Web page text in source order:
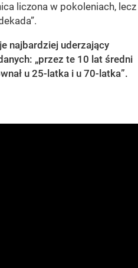
liczona w pokoleniach, lecz
najbardziej uderzający
„przez te 10 lat średni
u 25-latka i u 70-latka”.